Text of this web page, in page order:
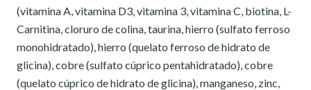
(vitamina A, vitamina D3, vitamina 3, vitamina C, biotina, L-
Carnitina, cloruro de colina, taurina, hierro (sulfato ferroso
monohidratado), hierro (quelato ferroso de hidrato de
glicina), cobre (sulfato cúprico pentahidratado), cobre
(quelato cúprico de hidrato de glicina), manganeso, zinc,